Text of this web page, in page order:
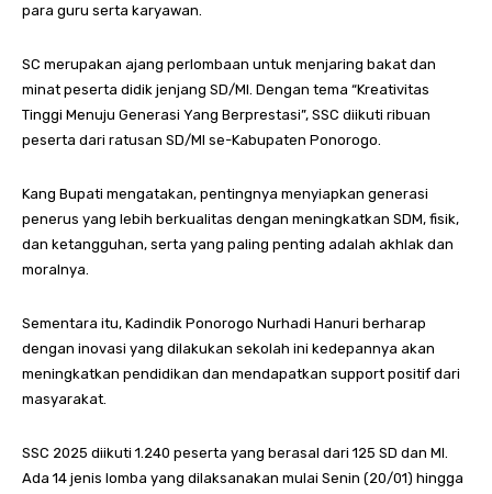
para guru serta karyawan.
SC merupakan ajang perlombaan untuk menjaring bakat dan
minat peserta didik jenjang SD/MI. Dengan tema “Kreativitas
Tinggi Menuju Generasi Yang Berprestasi”, SSC diikuti ribuan
peserta dari ratusan SD/MI se-Kabupaten Ponorogo.
Kang Bupati mengatakan, pentingnya menyiapkan generasi
penerus yang lebih berkualitas dengan meningkatkan SDM, fisik,
dan ketangguhan, serta yang paling penting adalah akhlak dan
moralnya.
Sementara itu, Kadindik Ponorogo Nurhadi Hanuri berharap
dengan inovasi yang dilakukan sekolah ini kedepannya akan
meningkatkan pendidikan dan mendapatkan support positif dari
masyarakat.
SSC 2025 diikuti 1.240 peserta yang berasal dari 125 SD dan MI.
Ada 14 jenis lomba yang dilaksanakan mulai Senin (20/01) hingga